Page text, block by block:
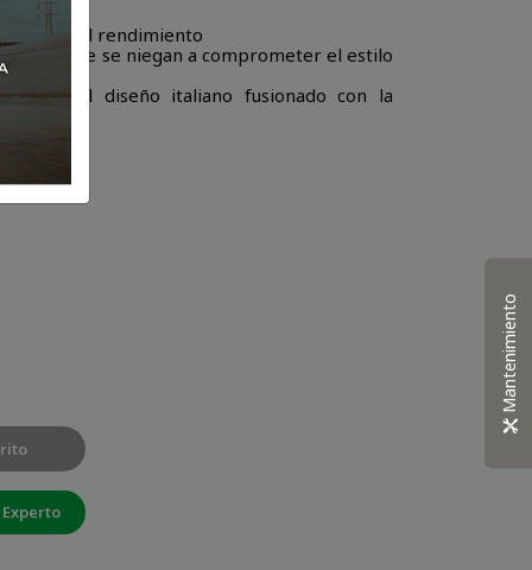
con el rendimiento
que se niegan a comprometer el estilo
del diseño italiano fusionado con la
Mantenimiento